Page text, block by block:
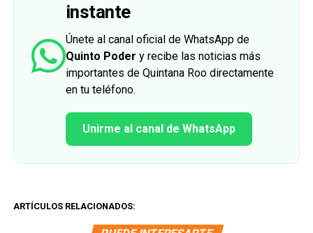
instante
Únete al canal oficial de WhatsApp de
Quinto Poder y recibe las noticias más
importantes de Quintana Roo directamente
en tu teléfono.
Unirme al canal de WhatsApp
ARTÍCULOS RELACIONADOS: